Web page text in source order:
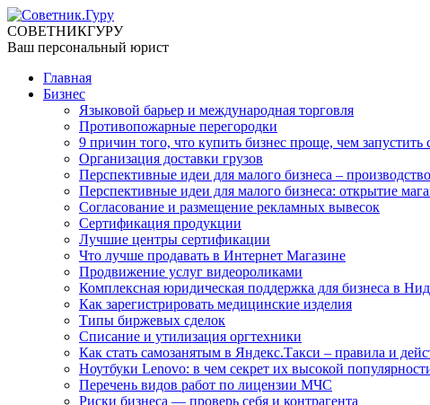
СОВЕТНИКГУРУ
Ваш персональный юрист
Главная
Бизнес
Языковой барьер и международная торговля
Противопожарные перегородки
9 причин того, что купить бизнес проще, чем запустить
Организация доставки грузов
Перспективные идеи для малого бизнеса –
Перспективные идеи для малого бизнеса: открытие
Согласование и размещение рекламных вывесок
Сертификация продукции
Лучшие центры сертификации
Что лучше продавать в Интернет Магазине
Продвижение услуг видеороликами
Комплексная юридическая поддержка для бизнеса в
Как зарегистрировать медицинские изделия
Типы биржевых сделок
Списание и утилизация оргтехники
Как стать самозанятым в Яндекс.Такси – правила и
Ноутбуки Lenovo: в чем секрет их высокой
Перечень видов работ по лицензии МЧС
Риски бизнеса — проверь себя и контрагента